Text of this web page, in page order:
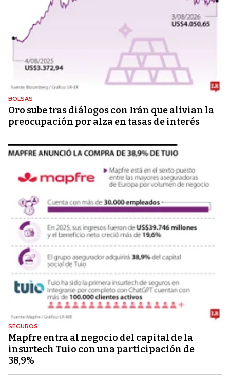
BOLSAS
Oro sube tras diálogos con Irán que alivian la
preocupación por alza en tasas de interés
SEGUROS
Mapfre entra al negocio del capital de la
insurtech Tuio con una participación de
38,9%